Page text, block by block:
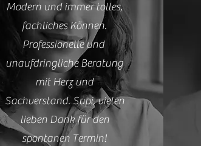
Modern und immer tolles,
fachliches Können.
Professionelle und
unaufdringliche Beratung
mit Herz und
Sachverstand. Supi, vielen
lieben Dank für den
spontanen Termin!